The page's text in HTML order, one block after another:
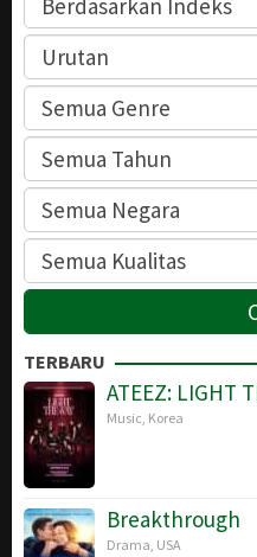
TERBARU
ATEEZ: LIGHT
Music Korea
Breakthrough
Drama USA